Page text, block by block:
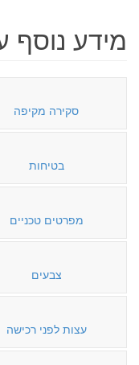
מידע נוסף
סקירה מקיפה
בטיחות
מפרטים טכניים
צבעים
עצות לפני רכישה